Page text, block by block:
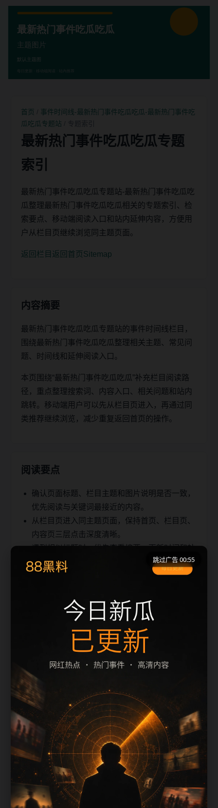
首页
事件时间线-最新热门事件吃瓜吃瓜-最新热门事件吃
瓜吃瓜专题站
最新热门事件吃瓜吃瓜专题
索引
最新热门事件吃瓜吃瓜专题站-最新热门事件吃瓜吃
瓜整理最新热门事件吃瓜吃瓜相关的专题索引、检
索要点、移动端阅读入口和站内延伸内容，方便用
户从栏目页继续浏览同主题页面。
返回栏目 返回首页 Sitemap
内容摘要
最新热门事件吃瓜吃瓜专题站的事件时间线栏目，
围绕最新热门事件吃瓜吃瓜整理相关主题、常见问
题、时间线和延伸阅读入口。
本页围绕“最新热门事件吃瓜吃瓜”补充栏目阅读路
径，重点整理搜索词、内容入口、相关问题和站内
跳转。移动端用户可以先从栏目页进入，再通过同
类推荐继续浏览，减少重复返回首页的操作。
阅读要点
确认页面标题、栏目主题和图片说明是否一致，
优先阅读与关键词最接近的内容。
从栏目页进入同主题页面，保持首页、栏目页、
内容页三层点击深度清晰。
遇到相似标题时，优先查看摘要、更新时间和站
内推荐，避免重复浏览。
最新热门事件吃瓜吃瓜更新脉络
最新热门事件吃瓜吃瓜检索指南
最新热门事件吃瓜吃瓜热点问答
最新热门事件吃瓜吃瓜专题索引
上一篇
用户继续浏览
最新热门事件吃瓜吃瓜专题索引围绕whbl补充搜索
场景、栏目入口、图片说明和站内推荐。文章末尾
保留同类推荐、上一篇和下一篇，让用户在三次点
跳过广告 00:55